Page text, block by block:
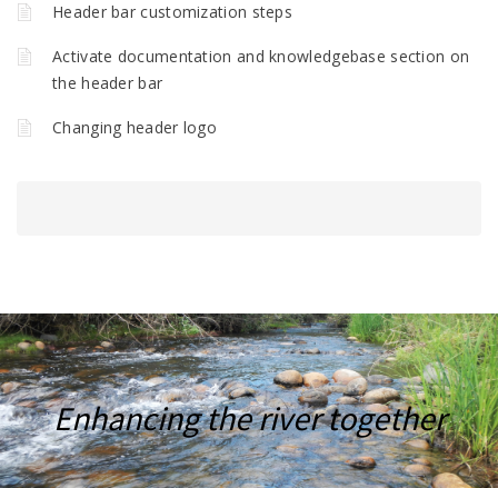
Header bar customization steps
Activate documentation and knowledgebase section on
the header bar
Changing header logo
Enhancing the river together